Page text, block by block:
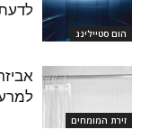
הום סטיילינג
זירת המומחים